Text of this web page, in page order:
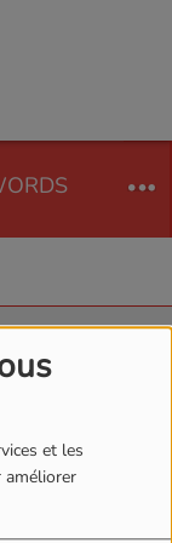
et les
no politic